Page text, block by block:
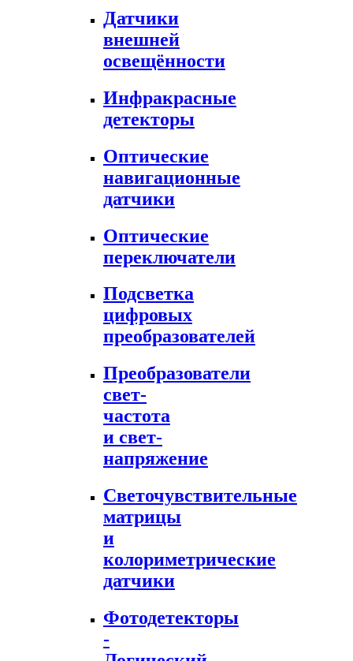
Датчики
внешней
освещённости
Инфракрасные
детекторы
Оптические
навигационные
датчики
Оптические
переключатели
Подсветка
цифровых
преобразователей
Преобразователи
свет-
частота
и свет-
напряжение
Светочувствительные
матрицы
и
колориметрические
датчики
Фотодетекторы
-